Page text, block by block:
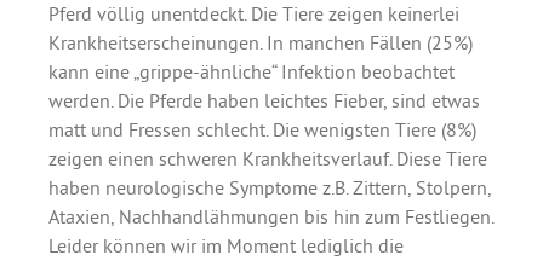
Pferd völlig unentdeckt. Die Tiere zeigen keinerlei
Krankheitserscheinungen. In manchen Fällen (25%)
kann eine „grippe-ähnliche“ Infektion beobachtet
werden. Die Pferde haben leichtes Fieber, sind etwas
matt und Fressen schlecht. Die wenigsten Tiere (8%)
zeigen einen schweren Krankheitsverlauf. Diese Tiere
haben neurologische Symptome z.B. Zittern, Stolpern,
Ataxien, Nachhandlähmungen bis hin zum Festliegen.
Leider können wir im Moment lediglich die